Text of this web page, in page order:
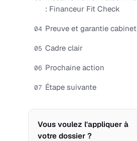
: Financeur Fit Check
04 Preuve et garantie cabinet
05 Cadre clair
06 Prochaine action
07 Étape suivante
Vous voulez l'appliquer à
votre dossier ?